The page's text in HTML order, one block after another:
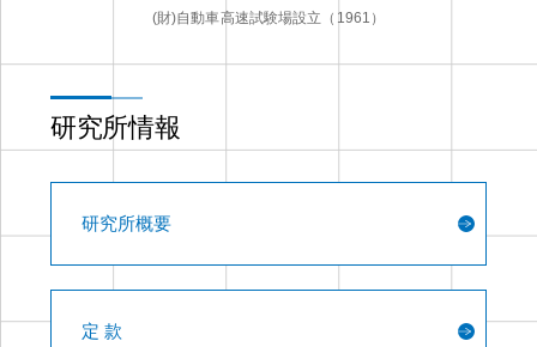
(財)自動車高速試験場設立（1961）
研究所情報
研究所概要
定 款